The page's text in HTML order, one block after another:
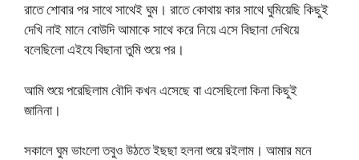
রাতে শোবার পর সাথে সাথেই ঘুম। রাতে কোথায় কার সাথে ঘুমিয়েছি কিছুই
দেখি নাই মানে বোউদি আমাকে সাথে করে নিয়ে এসে বিছানা দেখিয়ে
বলেছিলো এইযে বিছানা তুমি শুয়ে পর।
আমি শুয়ে পরেছিলাম বৌদি কখন এসেছে বা এসেছিলো কিনা কিছুই
জানিনা।
সকালে ঘুম ভাংলো তবুও উঠতে ইছছা হলনা শুয়ে রইলাম। আমার মনে